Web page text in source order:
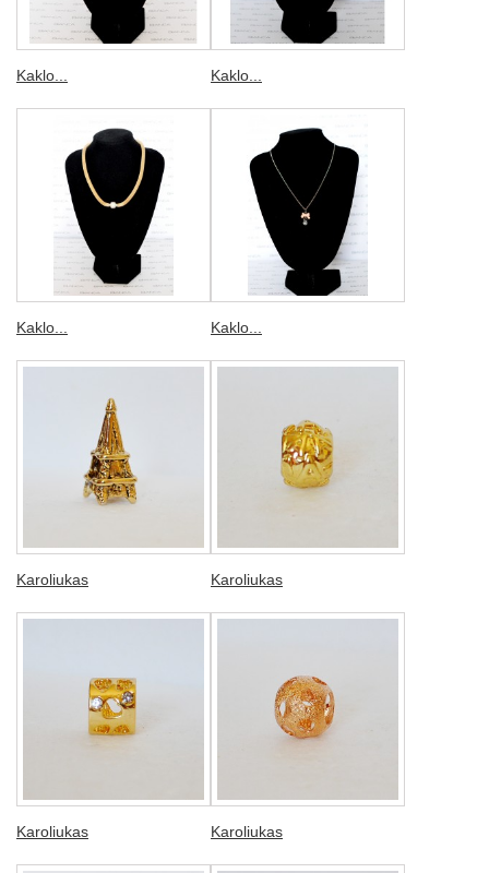
Kaklo... Kaklo...
Kaklo... Kaklo...
Karoliukas Karoliukas
Karoliukas Karoliukas